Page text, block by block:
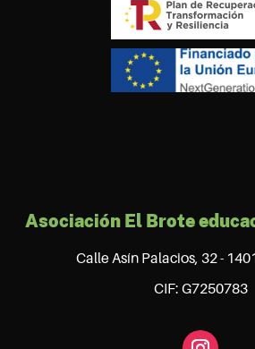
Asociación El Brote
Calle Asín Palacios, 32 -
CIF: G7250783